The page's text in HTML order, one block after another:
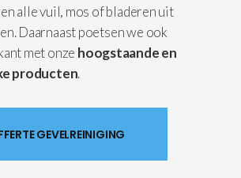
alle vuil, mos of bladeren uit
Daarnaast poetsen we ook
met onze hoogstaande en
producten.
GEVELREINIGING